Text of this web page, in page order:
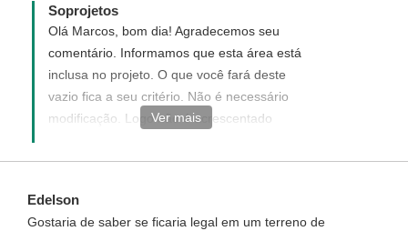
valor nessa modificação.
Soprojetos
Olá Marcos, bom dia! Agradecemos seu
comentário. Informamos que esta área está
inclusa no projeto. O que você fará deste
vazio fica a seu critério. Não é necessário
modificação. Logo não é acrescentado
no projeto e você solicitasse o acréscimo aí
para demais dúvidas.-
Ver mais
Edelson
Gostaria de saber se ficaria legal em um terreno de